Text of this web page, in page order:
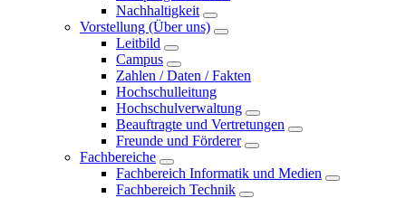
Nachhaltigkeit
Vorstellung (Über uns)
Leitbild
Campus
Zahlen / Daten / Fakten
Hochschulleitung
Hochschulverwaltung
Beauftragte und Vertretungen
Freunde und Förderer
Fachbereiche
Fachbereich Informatik und Medien
Fachbereich Technik